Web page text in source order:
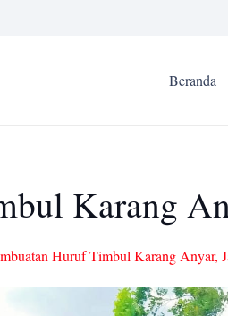
Beranda
Karang
Huruf Timbul Karang Anyar,